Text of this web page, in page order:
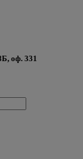
оф. 331